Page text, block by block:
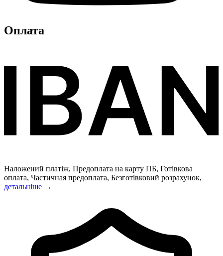
Оплата
Наложений платіж, Предоплата на карту ПБ, Готівкова
оплата, Частичная предоплата, Безготівковий розрахунок,
детальніше →